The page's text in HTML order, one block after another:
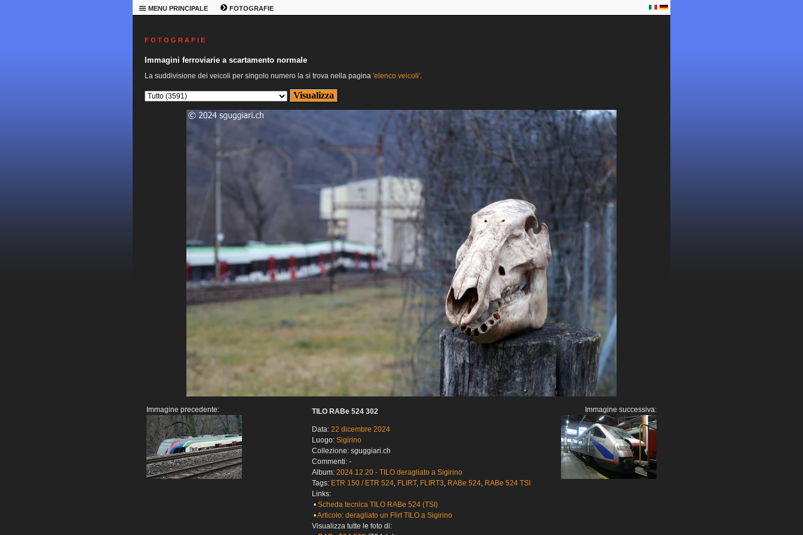
MENU PRINCIPALE FOTOGRAFIE
F O T O G R A F I E
Immagini ferroviarie a scartamento normale
La suddivisione dei veicoli per singolo numero la si trova nella pagina 'elenco veicoli'.
Immagine precedente: TILO RABe 524 302
Data: 22 dicembre 2024
Luogo: Sigirino
Collezione: sguggiari.ch
Commenti: -
Album: 2024.12.20 - TILO deragliato a Sigirino
Tags: ETR 150 / ETR 524, FLIRT, FLIRT3, RABe 524, RABe 524 TSI
Links:
• Scheda tecnica TILO RABe 524 (TSI)
•Articolo: deragliato un Flirt TILO a Sigirino
Visualizza tutte le foto di:
Immagine successiva: